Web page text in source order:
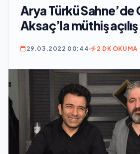
Arya Türkü Sahne’de
Aksaç’la müthiş açılış
29.03.2022 00:44 2 DK OKUMA